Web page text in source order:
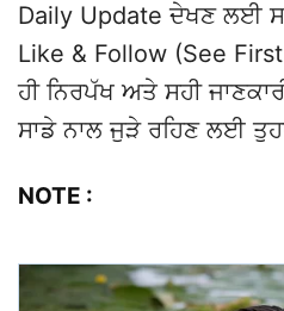
Daily Update ਦੇਖਣ ਲਈ
Like & Follow (See
ਹੀ ਨਿਰਪੱਖ ਅਤੇ ਸਹੀ
ਸਾਡੇ ਨਾਲ ਜੁੜੇ ਰਹਿਣ ਲਈ
NOTE :